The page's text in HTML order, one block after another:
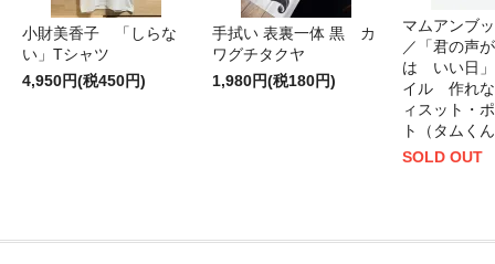
小財美香子 「しらな
い」Tシャツ
4,950円(税450円)
手拭い 表裏一体 黒 カ
ワグチタクヤ
1,980円(税180円)
マムアンブ
／「君の声
は いい日」
イル 作れ
ィスット・
ト（タムく
SOLD OUT